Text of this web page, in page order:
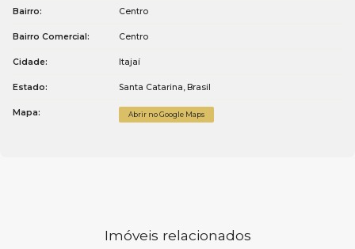
Bairro: Centro
Bairro Comercial: Centro
Cidade: Itajaí
Estado: Santa Catarina, Brasil
Mapa: Abrir no Google Maps
Imóveis relacionados